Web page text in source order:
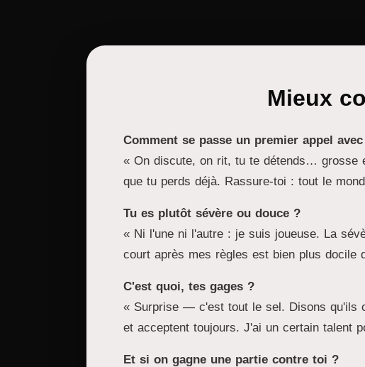
Mieux
Comment se passe un premier appel
« On discute, on rit, tu te détends… grosse
que tu perds déjà. Rassure-toi : tout le
Tu es plutôt sévère ou douce ?
« Ni l'une ni l'autre : je suis joueuse. La
court après mes règles est bien plus docile
C'est quoi, tes gages ?
« Surprise — c'est tout le sel. Disons qu'ils
et acceptent toujours. J'ai un certain talent
Et si on gagne une partie contre toi ?